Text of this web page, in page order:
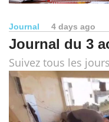
Journal 4 days ago
Journal du 3
Suivez tous les